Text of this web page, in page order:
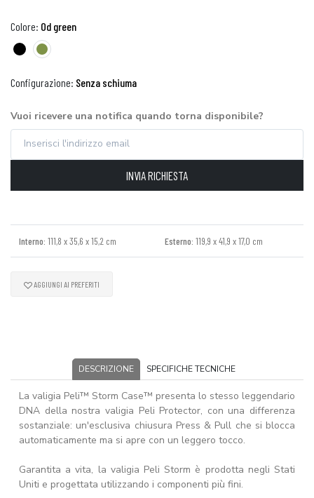
Colore: Od green
Configurazione: Senza schiuma
Vuoi ricevere una notifica quando torna disponibile?
INVIA RICHIESTA
Interno: 111,8 x 35,6 x 15,2 cm Esterno: 119,9 x 41,9 x 17,0 cm
AGGIUNGI AI PREFERITI
DESCRIZIONE SPECIFICHE TECNICHE
La valigia Peli™ Storm Case™ presenta lo stesso leggendario
DNA della nostra valigia Peli Protector, con una differenza
sostanziale: un'esclusiva chiusura Press & Pull che si blocca
automaticamente ma si apre con un leggero tocco.
Garantita a vita, la valigia Peli Storm è prodotta negli Stati
Uniti e progettata utilizzando i componenti più fini.